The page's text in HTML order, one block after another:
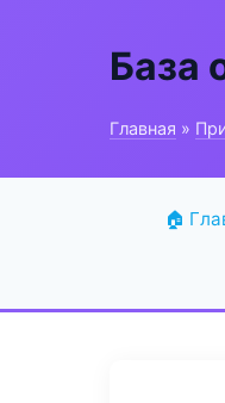
База
Главная »
🏠